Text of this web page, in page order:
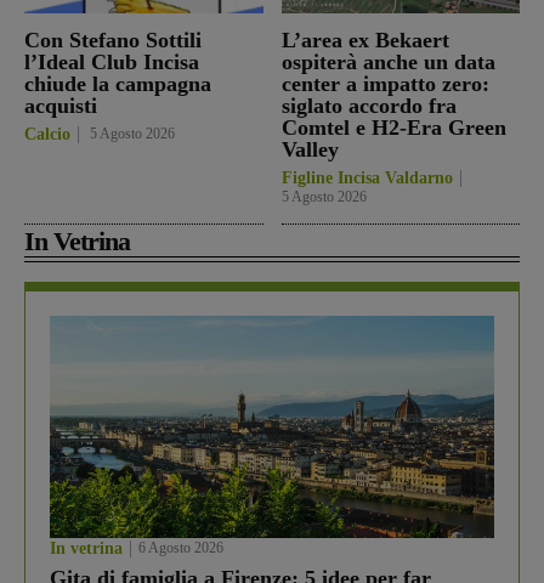
Con Stefano Sottili
l’Ideal Club Incisa
chiude la campagna
acquisti
Calcio 5 Agosto 2026
L’area ex Bekaert
ospiterà anche un data
center a impatto zero:
siglato accordo fra
Comtel e H2-Era Green
Valley
Figline Incisa Valdarno
5 Agosto 2026
In Vetrina
In vetrina 6 Agosto 2026